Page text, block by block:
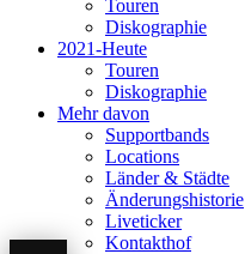
Touren
Diskographie
2021-Heute
Touren
Diskographie
Mehr davon
Supportbands
Locations
Länder & Städte
Änderungshistorie
Liveticker
Kontakthof